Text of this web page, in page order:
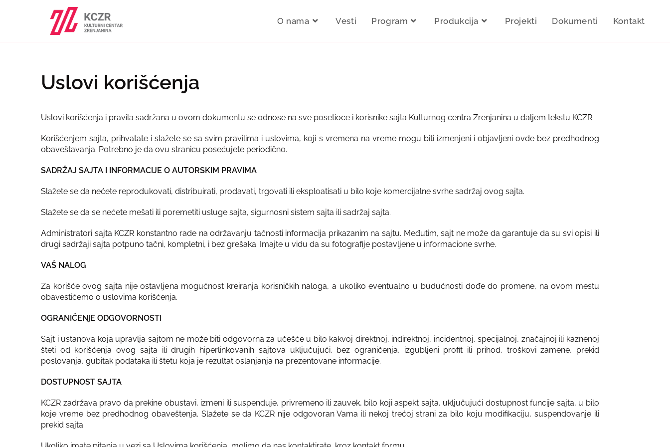
O nama Vesti Program Produkcija Projekti Dokumenti Kontakt
Uslovi korišćenja
Uslovi korišćenja i pravila sadržana u ovom dokumentu se odnose na sve posetioce i korisnike sajta Kulturnog centra Zrenjanina u daljem tekstu KCZR.
Korišćenjem sajta, prihvatate i slažete se sa svim pravilima i uslovima, koji s vremena na vreme mogu biti izmenjeni i objavljeni ovde bez predhodnog
obaveštavanja. Potrebno je da ovu stranicu posećujete periodično.
SADRŽAJ SAJTA I INFORMACIJE O AUTORSKIM PRAVIMA
Slažete se da nećete reprodukovati, distribuirati, prodavati, trgovati ili eksploatisati u bilo koje komercijalne svrhe sadržaj ovog sajta.
Slažete se da se nećete mešati ili poremetiti usluge sajta, sigurnosni sistem sajta ili sadržaj sajta.
Administratori sajta KCZR konstantno rade na održavanju tačnosti informacija prikazanim na sajtu. Međutim, sajt ne može da garantuje da su svi opisi ili
drugi sadržaji sajta potpuno tačni, kompletni, i bez grešaka. Imajte u vidu da su fotografije postavljene u informacione svrhe.
VAŠ NALOG
Za korišće ovog sajta nije ostavljena mogućnost kreiranja korisničkih naloga, a ukoliko eventualno u budućnosti dođe do promene, na ovom mestu
obavestićemo o uslovima korišćenja.
OGRANIČENjE ODGOVORNOSTI
Sajt i ustanova koja upravlja sajtom ne može biti odgovorna za učešće u bilo kakvoj direktnoj, indirektnoj, incidentnoj, specijalnoj, značajnoj ili kaznenoj
šteti od korišćenja ovog sajta ili drugih hiperlinkovanih sajtova uključujući, bez ograničenja, izgubljeni profit ili prihod, troškovi zamene, prekid
poslovanja, gubitak podataka ili štetu koja je rezultat oslanjanja na prezentovane informacije.
DOSTUPNOST SAJTA
KCZR zadržava pravo da prekine obustavi, izmeni ili suspenduje, privremeno ili zauvek, bilo koji aspekt sajta, uključujući dostupnost funcije sajta, u bilo
koje vreme bez predhodnog obaveštenja. Slažete se da KCZR nije odgovoran Vama ili nekoj trećoj strani za bilo koju modifikaciju, suspendovanje ili
prekid sajta.